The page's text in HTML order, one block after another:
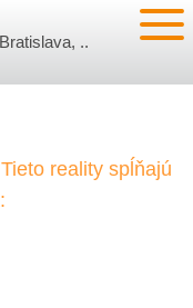
..
reality spĺňajú